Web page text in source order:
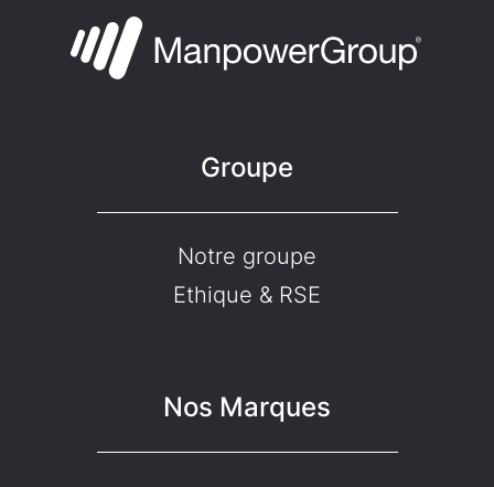
Groupe
Notre groupe
Ethique & RSE
Nos Marques